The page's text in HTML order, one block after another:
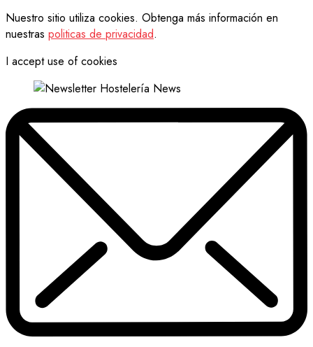
Nuestro sitio utiliza cookies. Obtenga más información en
nuestras politicas de privacidad.
I accept use of cookies